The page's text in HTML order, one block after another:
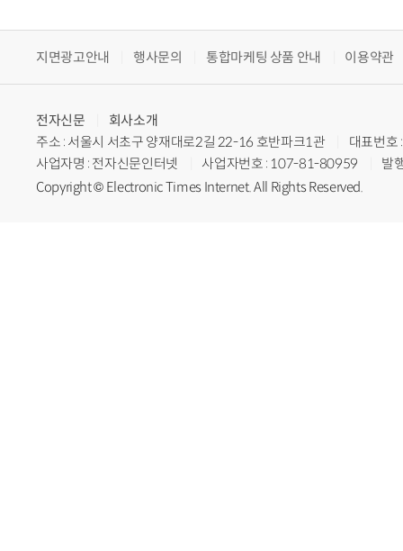
지면광고안내 행사문의 통합마케팅 상품 안내 이용약관
전자신문
회사소개
주소 : 서울시 서초구 양재대로2길 22-16 호반파크1관
대표번
사업자명 : 전자신문인터넷
사업자번호 : 107-81-80959
발
Copyright © Electronic Times Internet. All Rights Reserved.